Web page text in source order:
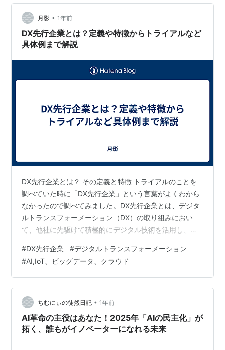
一人でやっていたらいまだに終わっていなかった。 まさ
に”文明…
月影 • 1年前
DX先行企業とは？定義や特徴からトライアルなど
具体例まで解説
DX先行企業とは？ その定義と特徴 トライアルのことを
調べていた時に「DX先行企業」という言葉がよくわから
なかったので調べてみました。DX先行企業とは、デジタ
ルトランスフォーメーション（DX）の取り組みにおい
て、他社に先駆けて積極的にデジタル技術を活用し、ビ
いる企業のことです。 DXとは？ まず、DX（デジタルト
ランスフォーメーション）とは何かを簡単に説明しま
す。経済産業省の定義では、「企業がビジネス環境の激
しい変化に対応し、データとデジタル技術を活用して、
顧客や社会のニーズを基に、製品やサービス、ビジネス
モデルを変革するとともに、業務そのもの…
#DX先行企業 #デジタルトランスフォーメーション
#AI,IoT、ビッグデータ、クラウド
ちむにぃの徒然日記 • 1年前
AI革命の主役はあなた！2025年「AIの民主化」が
拓く、誰もがイノベーターになれる未来